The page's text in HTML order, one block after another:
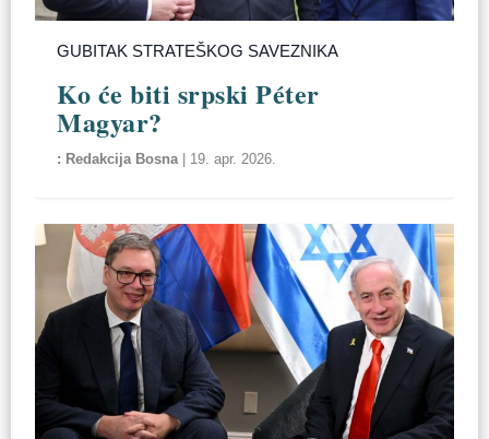
GUBITAK STRATEŠKOG SAVEZNIKA
Ko će biti srpski Péter
Magyar?
Redakcija Bosna| 19. apr. 2026.